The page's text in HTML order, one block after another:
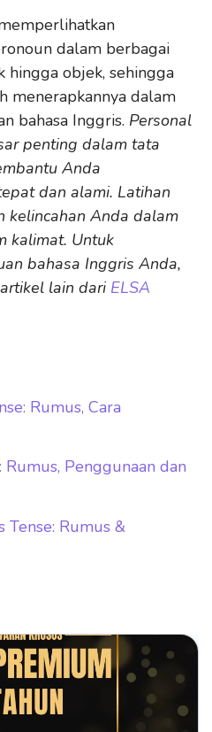
dalam berbagai
hingga objek, sehingga
menerapkannya dalam
bahasa Inggris. Personal
penting dalam tata
Anda
dan alami. Latihan
kelincahan Anda dalam
kalimat. Untuk
bahasa Inggris Anda,
lain dari ELSA
Rumus, Cara
Rumus, Penggunaan dan
Tense: Rumus &